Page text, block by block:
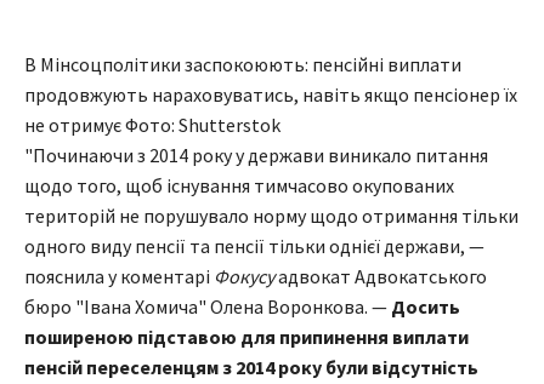
В Мінсоцполітики заспокоюють: пенсійні виплати
продовжують нараховуватись, навіть якщо пенсіонер їх
не отримує Фото: Shutterstok
"Починаючи з 2014 року у держави виникало питання
щодо того, щоб існування тимчасово окупованих
територій не порушувало норму щодо отримання тільки
одного виду пенсії та пенсії тільки однієї держави, —
пояснила у коментарі Фокусуадвокат Адвокатського
бюро "Івана Хомича" Олена Воронкова. — Досить
поширеною підставою для припинення виплати
пенсій переселенцям з 2014 року були відсутність